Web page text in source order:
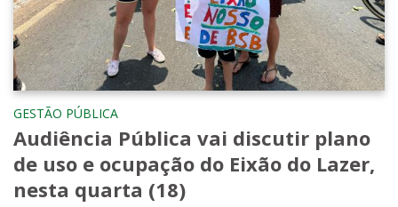
GESTÃO PÚBLICA
Audiência Pública vai discutir plano
de uso e ocupação do Eixão do Lazer,
nesta quarta (18)